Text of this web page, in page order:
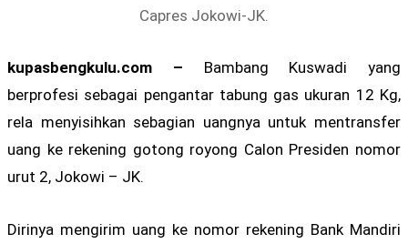
Capres Jokowi-JK.
kupasbengkulu.com – Bambang Kuswadi yang
berprofesi sebagai pengantar tabung gas ukuran 12 Kg,
rela menyisihkan sebagian uangnya untuk mentransfer
uang ke rekening gotong royong Calon Presiden nomor
urut 2, Jokowi – JK.
Dirinya mengirim uang ke nomor rekening Bank Mandiri